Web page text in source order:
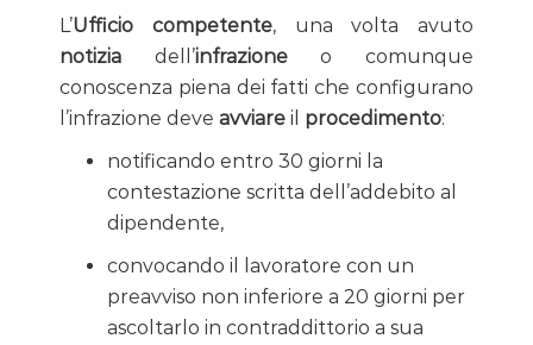
L’Ufficio competente, una volta avuto
notizia dell’infrazioneo comunque
conoscenza piena dei fatti che configurano
l’infrazione deve avviare il procedimento:
notificando entro 30 giorni la
contestazione scritta dell’addebito al
dipendente,
convocando il lavoratore con un
preavviso non inferiore a 20 giorni per
ascoltarlo in contraddittorio a sua